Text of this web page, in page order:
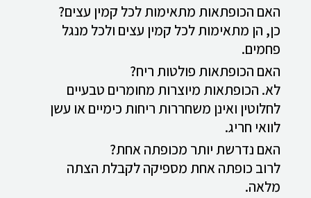
האם הכופתאות מתאימות לכל קמין עצים?
כן, הן מתאימות לכל קמין עצים ולכל מנגל
פחמים.
האם הכופתאות פולטות ריח?
לא. הכופתאות מיוצרות מחומרים טבעיים
לחלוטין ואינן משחררות ריחות כימיים או עשן
לוואי חריג.
האם נדרשת יותר מכופתה אחת?
לרוב כופתה אחת מספיקה לקבלת הצתה
מלאה.